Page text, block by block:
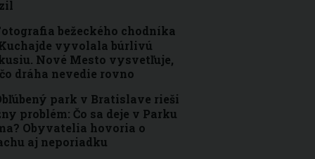
bežeckého chodníka
vyvolala búrlivú
Nové Mesto vysvetľuje,
dráha nevedie rovno
park v Bratislave rieši
problém: Čo sa deje v Parku
Obyvatelia hovoria o
aj neporiadku